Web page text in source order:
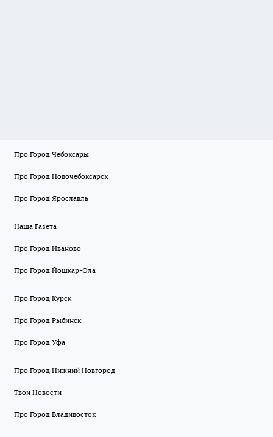
Про Город Чебоксары
Про Город Новочебоксарск
Про Город Ярославль
Наша Газета
Про Город Иваново
Про Город Йошкар-Ола
Про Город Курск
Про Город Рыбинск
Про Город Уфа
Про Город Нижний Новгород
Твои Новости
Про Город Владивосток